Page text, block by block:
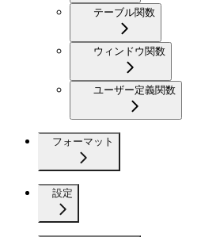
テーブル関数
ウィンドウ関数
ユーザー定義関数
フォーマット
設定